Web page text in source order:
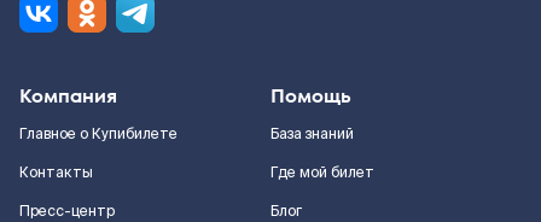
Компания
Главное о Купибилете
Контакты
Пресс-центр
Помощь
База знаний
Где мой билет
Блог